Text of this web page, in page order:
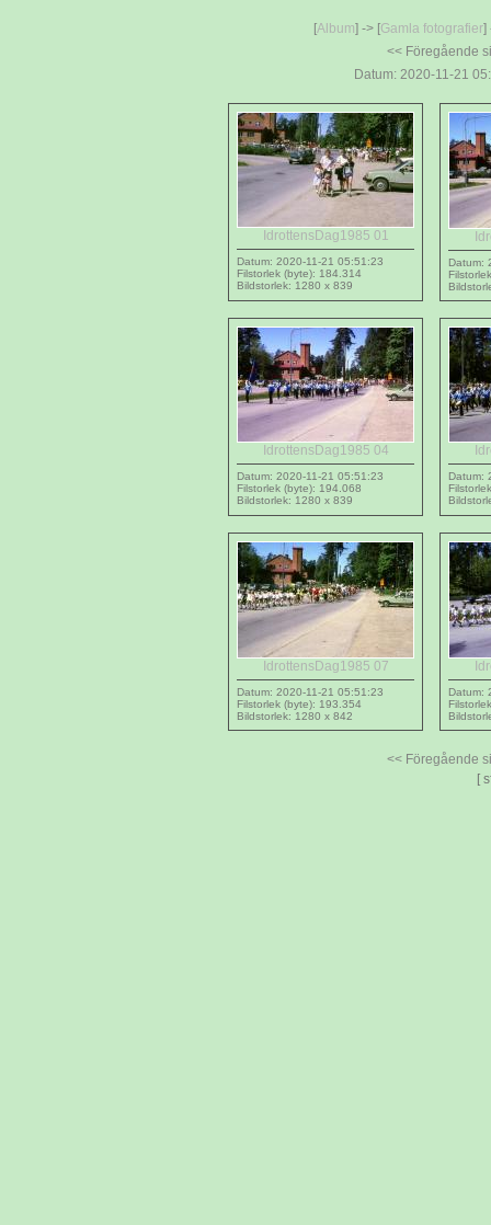
[Album] -> [Gamla fotografier]
<< Föregående
Datum: 2020-11-21
IdrottensDag1985 01
Datum: 2020-11-21 05:51:23
Filstorlek (byte): 184.314
Bildstorlek: 1280 x 839
Datum:
IdrottensDag1985 04
Datum: 2020-11-21 05:51:23
Filstorlek (byte): 194.068
Bildstorlek: 1280 x 839
Datum:
IdrottensDag1985 07
Datum: 2020-11-21 05:51:23
Filstorlek (byte): 193.354
Bildstorlek: 1280 x 842
Datum:
<< Föregående
[